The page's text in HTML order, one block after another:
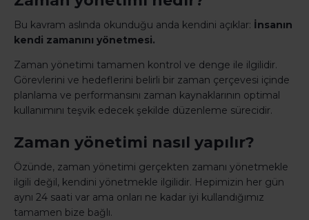
Bu kavram aslında okunduğu anda kendini açıklar: İnsanın
kendi zamanını yönetmesi.
Zaman yönetimi tamamen kontrol ve denge ile ilgilidir.
Görevlerini ve hedeflerini belirli bir zaman çerçevesi içinde
planlama ve performansını zaman kaynaklarının optimal
kullanımını teşvik edecek şekilde düzenleme sürecidir.
Zaman yönetimi nasıl yapılır?
Özünde, zaman yönetimi gerçekten zamanı yönetmekle
ilgili değil, kendini yönetmekle ilgilidir. Hepimizin her gün
aynı 24 saati var ama onları ne kadar iyi kullandığımız
tamamen bize bağlı.